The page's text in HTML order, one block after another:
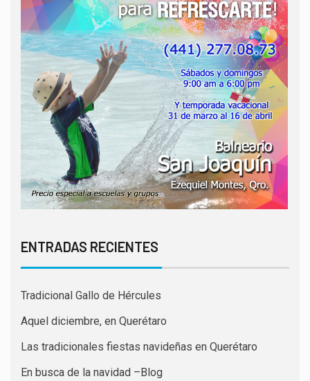
ENTRADAS RECIENTES
Tradicional Gallo de Hércules
Aquel diciembre, en Querétaro
Las tradicionales fiestas navideñas en Querétaro
En busca de la navidad –Blog